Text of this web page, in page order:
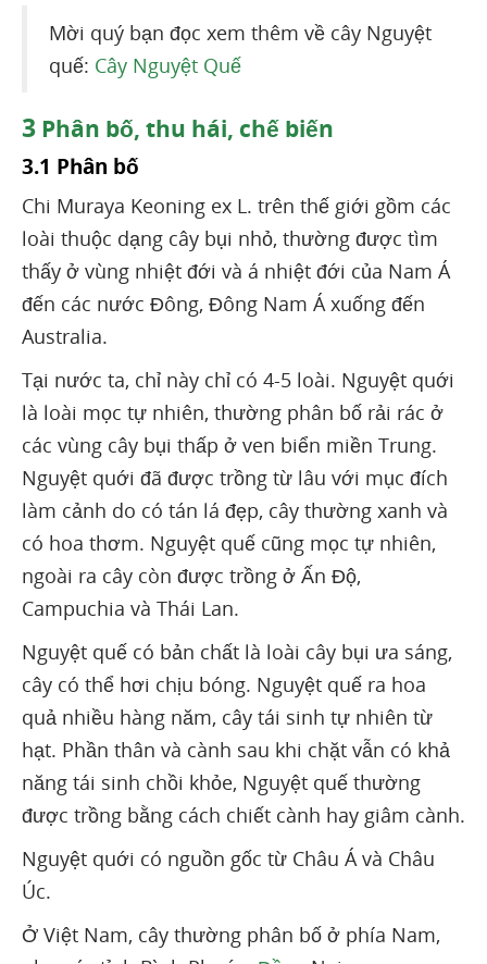
Mời quý bạn đọc xem thêm về cây Nguyệt
quế: Cây Nguyệt Quế
3 Phân bố, thu hái, chế biến
3.1 Phân bố
Chi Muraya Keoning ex L. trên thế giới gồm các
loài thuộc dạng cây bụi nhỏ, thường được tìm
thấy ở vùng nhiệt đới và á nhiệt đới của Nam Á
đến các nước Đông, Đông Nam Á xuống đến
Australia.
Tại nước ta, chỉ này chỉ có 4-5 loài. Nguyệt quới
là loài mọc tự nhiên, thường phân bố rải rác ở
các vùng cây bụi thấp ở ven biển miền Trung.
Nguyệt quới đã được trồng từ lâu với mục đích
làm cảnh do có tán lá đẹp, cây thường xanh và
có hoa thơm. Nguyệt quế cũng mọc tự nhiên,
ngoài ra cây còn được trồng ở Ấn Độ,
Campuchia và Thái Lan.
Nguyệt quế có bản chất là loài cây bụi ưa sáng,
cây có thể hơi chịu bóng. Nguyệt quế ra hoa
quả nhiều hàng năm, cây tái sinh tự nhiên từ
hạt. Phần thân và cành sau khi chặt vẫn có khả
năng tái sinh chồi khỏe, Nguyệt quế thường
được trồng bằng cách chiết cành hay giâm cành.
Nguyệt quới có nguồn gốc từ Châu Á và Châu
Úc.
Ở Việt Nam, cây thường phân bố ở phía Nam,